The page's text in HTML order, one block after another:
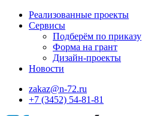
Реализованные проекты
Сервисы
Подберём по приказу
Форма на грант
Дизайн-проекты
Новости
zakaz@n-72.ru
+7 (3452) 54-81-81